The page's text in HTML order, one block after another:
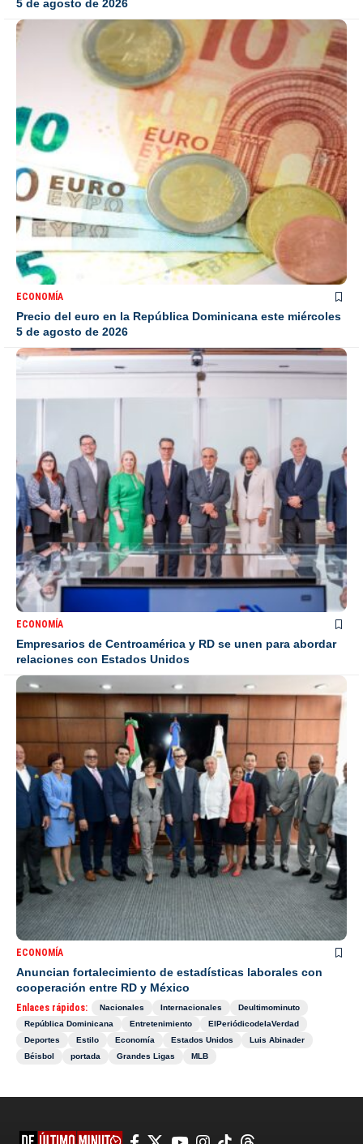
5 de agosto de 2026
ECONOMÍA
Precio del euro en la República Dominicana este miércoles
5 de agosto de 2026
ECONOMÍA
Empresarios de Centroamérica y RD se unen para abordar
relaciones con Estados Unidos
ECONOMÍA
Anuncian fortalecimiento de estadísticas laborales con
cooperación entre RD y México
Enlaces rápidos: Nacionales Internacionales
Deultimominuto
República Dominicana
Entretenimiento
ElPeriódicodelaVerdad
Deportes
Estilo Economía Estados Unidos
Luis Abinader
Béisbol
portada Grandes Ligas MLB